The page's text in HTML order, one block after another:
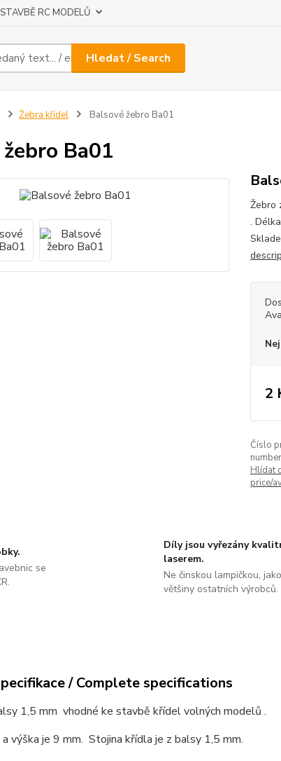
RC MODELŮ
Hledat / Search
Žebra křídel Balsové žebro Ba01
Ba01
Žebro
.
2
Číslo
Hlídat
price/
se
Díly jsou vyřezány
laserem.
Ne činskou lampičkou,
většiny ostatních výrobců.
/ Complete specifications
1,5 mm vhodné ke stavbě křídel volných modelů .
výška je 9 mm. Stojina křídla je z balsy 1,5 mm.